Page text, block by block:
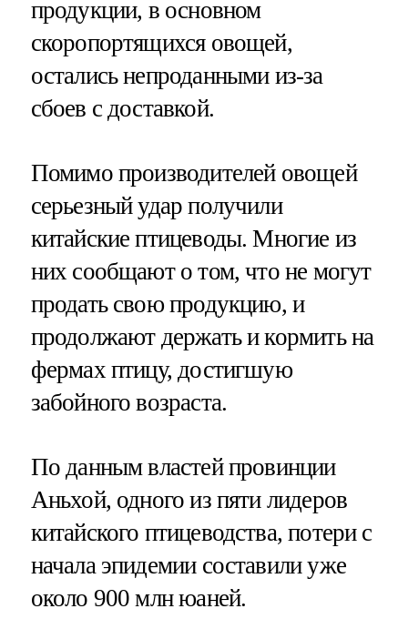
продукции, в основном
скоропортящихся овощей,
остались непроданными из-за
сбоев с доставкой.
Помимо производителей овощей
серьезный удар получили
китайские птицеводы. Многие из
них сообщают о том, что не могут
продать свою продукцию, и
продолжают держать и кормить на
фермах птицу, достигшую
забойного возраста.
По данным властей провинции
Аньхой, одного из пяти лидеров
китайского птицеводства, потери с
начала эпидемии составили уже
около 900 млн юаней.